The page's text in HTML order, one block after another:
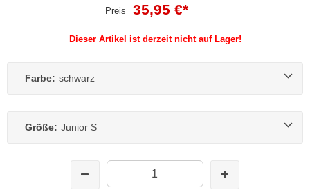
Preis 35,95 €*
Dieser Artikel ist derzeit nicht auf Lager!
Farbe: schwarz
Größe: Junior S